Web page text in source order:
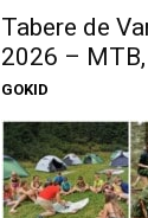
Tabere de
2026 –
GOKID